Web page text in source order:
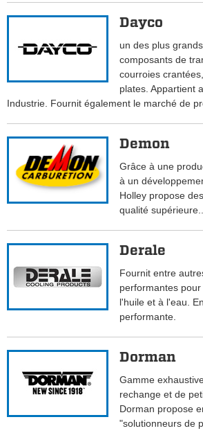
Dayco
un des plus
composants de
courroies
plates. Appartient
Industrie. Fournit également le marché de
Demon
Grâce à une
à un
Holley propose
qualité supérieure..
Derale
Fournit entre
performantes
l'huile et à l'eau.
performante.
Dorman
Gamme
rechange et de
Dorman propose
"solutionneurs de